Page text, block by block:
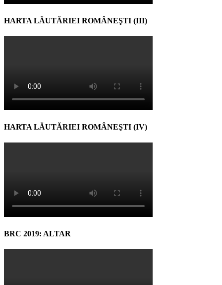
HARTA LĂUTĂRIEI ROMÂNEŞTI (III)
HARTA LĂUTĂRIEI ROMÂNEŞTI (IV)
BRC 2019: ALTAR